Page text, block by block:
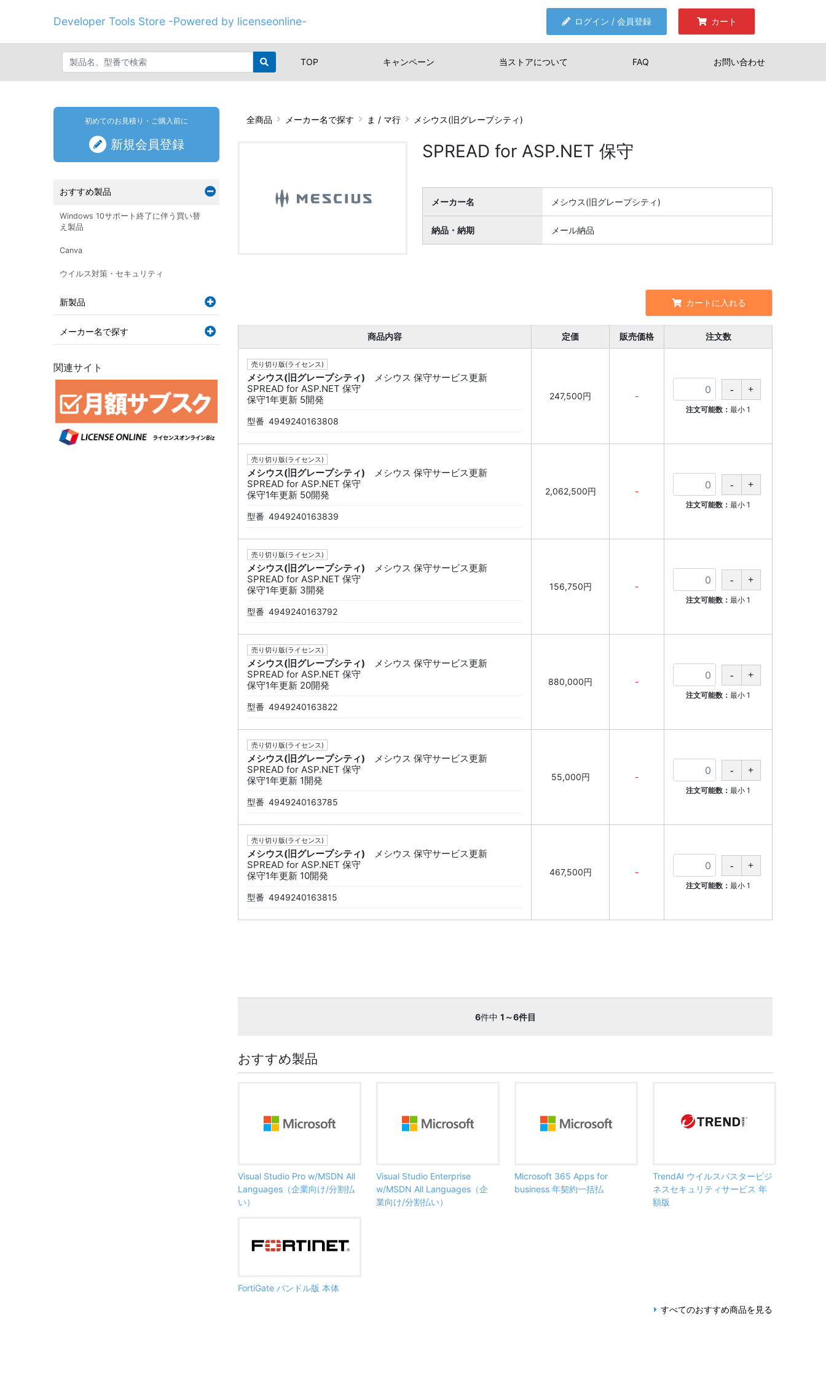
Developer Tools Store -Powered by licenseonline- ログイン / 会員登録 カート
TOP キャンペーン 当ストアについて FAQ お問い合わせ
全商品 メーカー名で探す ま / マ行 メシウス(旧グレープシティ)
SPREAD for ASP.NET 保守
メーカー名 メシウス(旧グレープシティ)
納品・納期 メール納品
カートに入れる
商品内容 定価 販売価格 注文数
売り切り版(ライセンス)
メシウス(旧グレープシティ)
メシウス 保守サービス更新
SPREAD for ASP.NET 保守
保守1年更新 5開発
型番 4949240163808
247,500円 -
注文可能数： 最小 1
売り切り版(ライセンス)
メシウス(旧グレープシティ)
メシウス 保守サービス更新
SPREAD for ASP.NET 保守
保守1年更新 50開発
型番 4949240163839
2,062,500円 -
注文可能数： 最小 1
売り切り版(ライセンス)
メシウス(旧グレープシティ)
メシウス 保守サービス更新
SPREAD for ASP.NET 保守
保守1年更新 3開発
型番 4949240163792
156,750円 -
注文可能数： 最小 1
売り切り版(ライセンス)
メシウス(旧グレープシティ)
メシウス 保守サービス更新
SPREAD for ASP.NET 保守
保守1年更新 20開発
型番 4949240163822
880,000円 -
注文可能数： 最小 1
売り切り版(ライセンス)
メシウス(旧グレープシティ)
メシウス 保守サービス更新
SPREAD for ASP.NET 保守
保守1年更新 1開発
型番 4949240163785
55,000円 -
注文可能数： 最小 1
売り切り版(ライセンス)
メシウス(旧グレープシティ)
メシウス 保守サービス更新
SPREAD for ASP.NET 保守
保守1年更新 10開発
型番 4949240163815
467,500円 -
注文可能数： 最小 1
6件中 1～6件目
おすすめ製品
Visual Studio Pro w/MSDN All
Languages（企業向け/分割払
い）
Visual Studio Enterprise
w/MSDN All Languages（企
業向け/分割払い）
Microsoft 365 Apps for
business 年契約一括払
TrendAI ウイルスバスタービジ
ネスセキュリティサービス 年
額版
FortiGate バンドル版 本体
すべてのおすすめ商品を見る
初めてのお見積り・ご購入前に
新規会員登録
おすすめ製品
Windows 10サポート終了に伴う買い替
え製品
Canva
ウイルス対策・セキュリティ
新製品
メーカー名で探す
関連サイト